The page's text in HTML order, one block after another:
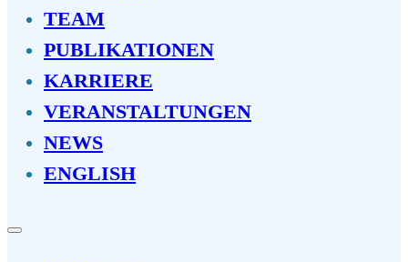
TEAM
PUBLIKATIONEN
KARRIERE
VERANSTALTUNGEN
NEWS
ENGLISH